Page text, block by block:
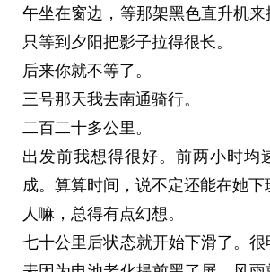
午坐在窗边，等那架黑色直升机来
只等到夕阳把影子拉得很长。
后来你就不等了。
三号那天我去南通骑行。
二百二十多公里。
出发前我想得很好。前两小时均
成。算算时间，说不定还能在她下
人嘛，总得有点幻想。
七十公里后状态就开始下滑了。